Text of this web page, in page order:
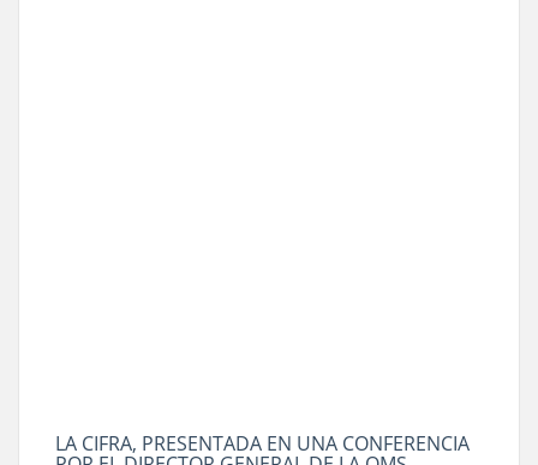
LA CIFRA, PRESENTADA EN UNA CONFERENCIA